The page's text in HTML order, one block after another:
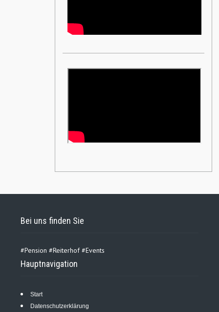
Bei uns finden Sie
#Pension #Reiterhof #Events
Hauptnavigation
Start
Datenschutzerklärung